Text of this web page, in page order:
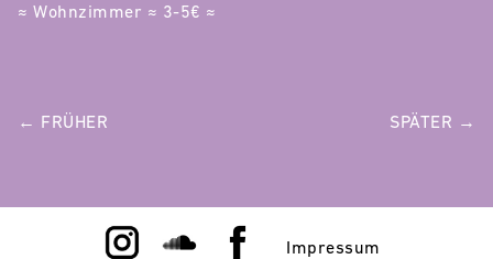
≈ Wohnzimmer ≈ 3-5€ ≈
POST
← FRÜHER SPÄTER →
Impressum